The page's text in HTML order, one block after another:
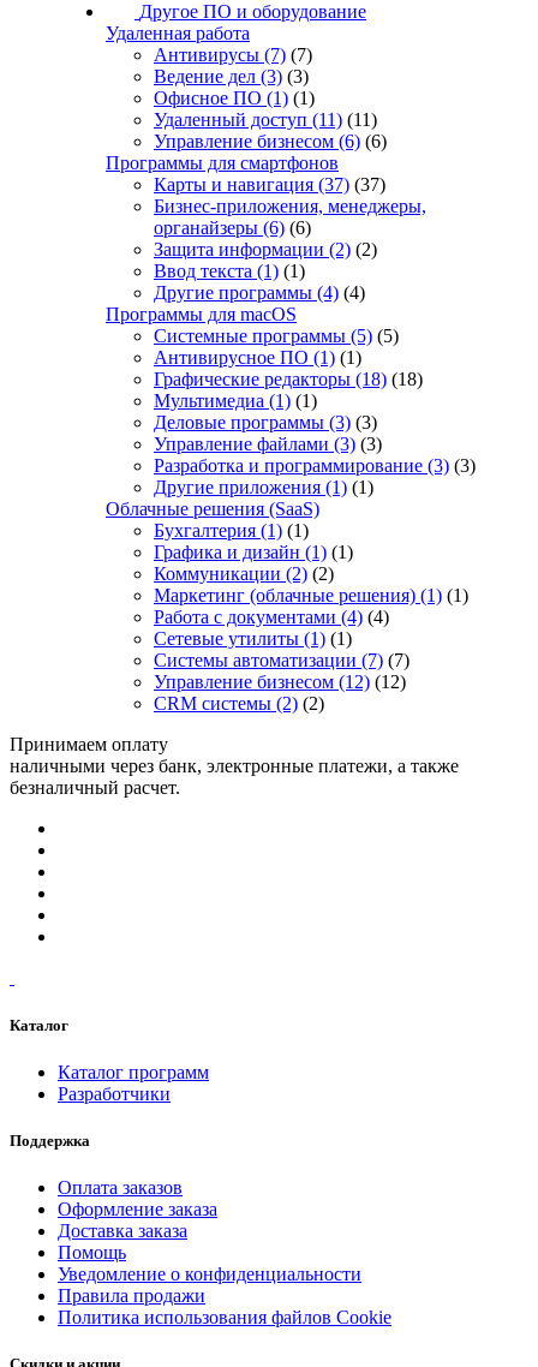
Другое ПО и оборудование
Удаленная работа
Антивирусы (7) (7)
Ведение дел (3) (3)
Офисное ПО (1) (1)
Удаленный доступ (11) (11)
Управление бизнесом (6) (6)
Программы для смартфонов
Карты и навигация (37) (37)
Бизнес-приложения, менеджеры,
органайзеры (6) (6)
Защита информации (2) (2)
Ввод текста (1) (1)
Другие программы (4) (4)
Программы для macOS
Системные программы (5) (5)
Антивирусное ПО (1) (1)
Графические редакторы (18) (18)
Мультимедиа (1) (1)
Деловые программы (3) (3)
Управление файлами (3) (3)
Разработка и программирование (3) (3)
Другие приложения (1) (1)
Облачные решения (SaaS)
Бухгалтерия (1) (1)
Графика и дизайн (1) (1)
Коммуникации (2) (2)
Маркетинг (облачные решения) (1) (1)
Работа с документами (4) (4)
Сетевые утилиты (1) (1)
Системы автоматизации (7) (7)
Управление бизнесом (12) (12)
CRM системы (2) (2)
Принимаем оплату
наличными через банк, электронные платежи, а также
безналичный расчет.
Каталог
Каталог программ
Разработчики
Поддержка
Оплата заказов
Оформление заказа
Доставка заказа
Помощь
Уведомление о конфиденциальности
Правила продажи
Политика использования файлов Cookie